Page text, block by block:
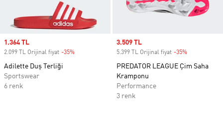
Sale price
1.364 TL
2.099 TL Orijinal fiyat -35%
Adilette Duş Terliği
Sportswear
6 renk
Sale price
3.509 TL
5.399 TL Orijinal fiyat -35%
PREDATOR LEAGUE Çim Saha
Kramponu
Performance
3 renk